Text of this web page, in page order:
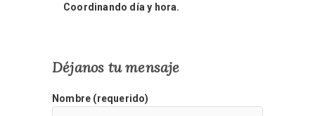
Coordinando día y hora.
Déjanos tu mensaje
Nombre (requerido)